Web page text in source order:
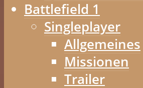
Battlefield 1
Singleplayer
Allgemeines
Missionen
Trailer